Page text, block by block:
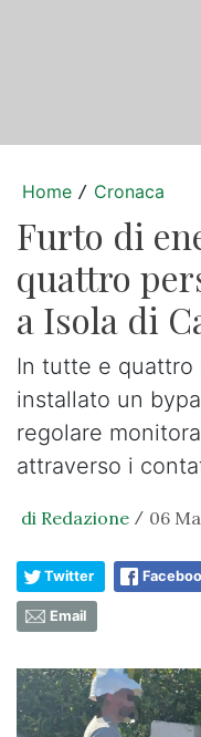
Home / Cronaca
Furto di
quattro
a Isola di
In tutte e quattro
installato un
regolare
attraverso i
di Redazione / 06
Twitter
Email